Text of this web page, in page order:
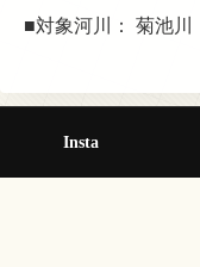
■対象河川： 菊池川
Insta